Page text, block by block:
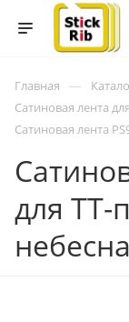
Главная —
Сатиновая лента
Сатиновая лента
для ТТ-